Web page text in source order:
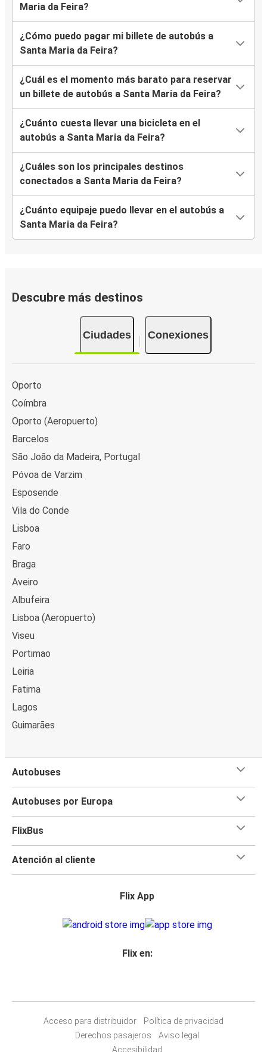
Maria da Feira?
¿Cómo puedo pagar mi billete de autobús a
Santa Maria da Feira?
¿Cuál es el momento más barato para reservar
un billete de autobús a Santa Maria da Feira?
¿Cuánto cuesta llevar una bicicleta en el
autobús a Santa Maria da Feira?
¿Cuáles son los principales destinos
conectados a Santa Maria da Feira?
¿Cuánto equipaje puedo llevar en el autobús a
Santa Maria da Feira?
Descubre más destinos
Ciudades Conexiones
Oporto
Coímbra
Oporto (Aeropuerto)
Barcelos
São João da Madeira, Portugal
Póvoa de Varzim
Esposende
Vila do Conde
Lisboa
Faro
Braga
Aveiro
Albufeira
Lisboa (Aeropuerto)
Viseu
Portimao
Leiria
Fatima
Lagos
Guimarães
Autobuses
Autobuses por Europa
FlixBus
Atención al cliente
Flix App
Flix en:
Acceso para distribuidor
Política de privacidad
Derechos pasajeros
Aviso legal
Accesibilidad